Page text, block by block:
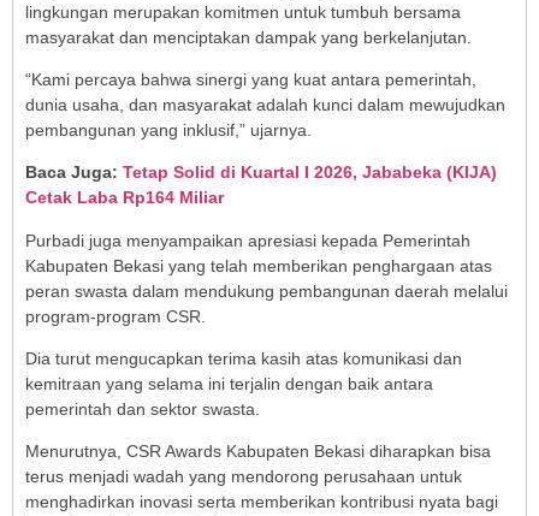
lingkungan merupakan komitmen untuk tumbuh bersama
masyarakat dan menciptakan dampak yang berkelanjutan.
“Kami percaya bahwa sinergi yang kuat antara pemerintah,
dunia usaha, dan masyarakat adalah kunci dalam mewujudkan
pembangunan yang inklusif,” ujarnya.
Baca Juga: Tetap Solid di Kuartal I 2026, Jababeka (KIJA)
Cetak Laba Rp164 Miliar
Purbadi juga menyampaikan apresiasi kepada Pemerintah
Kabupaten Bekasi yang telah memberikan penghargaan atas
peran swasta dalam mendukung pembangunan daerah melalui
program-program CSR.
Dia turut mengucapkan terima kasih atas komunikasi dan
kemitraan yang selama ini terjalin dengan baik antara
pemerintah dan sektor swasta.
Menurutnya, CSR Awards Kabupaten Bekasi diharapkan bisa
terus menjadi wadah yang mendorong perusahaan untuk
menghadirkan inovasi serta memberikan kontribusi nyata bagi